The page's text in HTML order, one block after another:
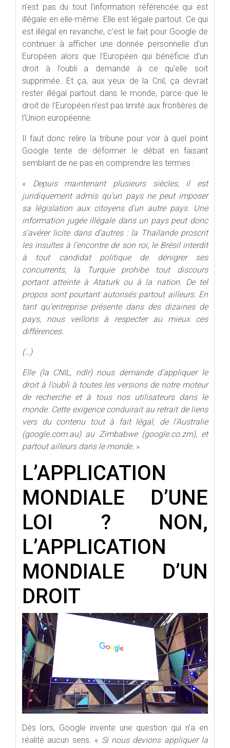
n’est pas du tout l’information référencée qui est
illégale en elle-même. Elle est légale partout. Ce qui
est illégal en revanche, c’est le fait pour Google de
continuer à afficher une donnée personnelle d’un
Européen alors que l’Européen qui bénéficie d’un
droit à l’oubli a demandé à ce qu’elle soit
supprimée. Et ça, aux yeux de la Cnil, ça devrait
rester illégal partout dans le monde, parce que le
droit de l’Européen n’est pas limité aux frontières de
l’Union européenne.
Il faut donc relire la tribune pour voir à quel point
Google tente de déformer le débat en faisant
semblant de ne pas en comprendre les termes :
« Depuis maintenant plusieurs siècles, il est
juridiquement admis qu’un pays ne peut imposer
sa législation aux citoyens d’un autre pays. Une
information jugée illégale dans un pays peut donc
s’avérer licite dans d’autres : la Thaïlande proscrit
les insultes à l’encontre de son roi, le Brésil interdit
à tout candidat politique de dénigrer ses
concurrents, la Turquie prohibe tout discours
portant atteinte à Ataturk ou à la nation. De tel
propos sont pourtant autorisés partout ailleurs. En
tant qu’entreprise présente dans des dizaines de
pays, nous veillons à respecter au mieux ces
différences.
(…)
Elle (la CNIL, ndlr) nous demande d’appliquer le
droit à l’oubli à toutes les versions de notre moteur
de recherche et à tous nos utilisateurs dans le
monde. Cette exigence conduirait au retrait de liens
vers du contenu tout à fait légal, de l’Australie
(google.com.au) au Zimbabwe (google.co.zm), et
partout ailleurs dans le monde. »
L’APPLICATION
MONDIALE D’UNE
LOI ? NON,
L’APPLICATION
MONDIALE D’UN
DROIT
Dès lors, Google invente une question qui n’a en
réalité aucun sens. « Si nous devions appliquer la